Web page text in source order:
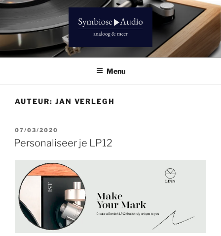
Ga
de
inhoud
SYMBIOSE AUDIO
Analoog & meer
Menu
AUTEUR: JAN VERLEGH
GEPLAATST
OP
07/03/2020
Personaliseer je LP12